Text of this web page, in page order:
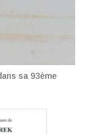
sa 93ème